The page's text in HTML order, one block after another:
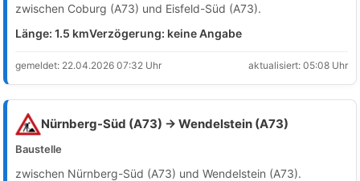
zwischen Coburg (A73) und Eisfeld-Süd (A73).
Länge: 1.5 kmVerzögerung: keine Angabe
gemeldet: 22.04.2026 07:32 Uhr aktualisiert: 05:08 Uhr
Nürnberg-Süd (A73) → Wendelstein (A73)
Baustelle
zwischen Nürnberg-Süd (A73) und Wendelstein (A73).